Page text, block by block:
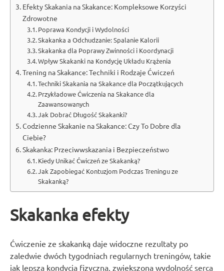
Efekty Skakania na Skakance: Kompleksowe Korzyści
Zdrowotne
Poprawa Kondycji i Wydolności
Skakanka a Odchudzanie: Spalanie Kalorii
Skakanka dla Poprawy Zwinności i Koordynacji
Wpływ Skakanki na Kondycję Układu Krążenia
Trening na Skakance: Techniki i Rodzaje Ćwiczeń
Techniki Skakania na Skakance dla Początkujących
Przykładowe Ćwiczenia na Skakance dla
Zaawansowanych
Jak Dobrać Długość Skakanki?
Codzienne Skakanie na Skakance: Czy To Dobre dla
Ciebie?
Skakanka: Przeciwwskazania i Bezpieczeństwo
Kiedy Unikać Ćwiczeń ze Skakanką?
Jak Zapobiegać Kontuzjom Podczas Treningu ze
Skakanką?
Skakanka efekty
Ćwiczenie ze skakanką daje widoczne rezultaty po
zaledwie dwóch tygodniach regularnych treningów, takie
jak lepsza kondycja fizyczna, zwiększona wydolność serca